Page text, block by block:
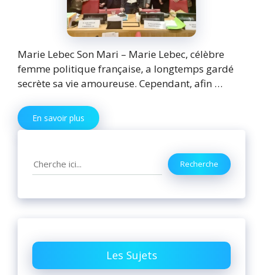
Marie Lebec Son Mari – Marie Lebec, célèbre
femme politique française, a longtemps gardé
secrète sa vie amoureuse. Cependant, afin …
En savoir plus
Search Recherche
Les Sujets